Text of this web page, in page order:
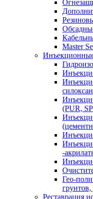
Master
(PUR,
-
Гео-
Реставрация